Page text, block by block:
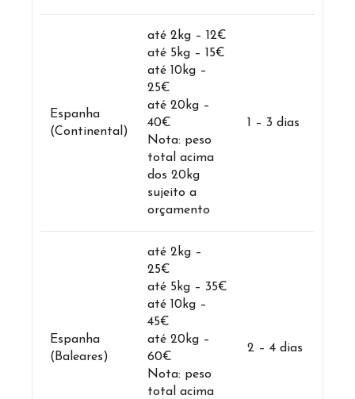
Espanha
(Continental)
até 2kg – 12€
até 5kg – 15€
até 10kg –
25€
até 20kg –
40€
Nota: peso
total acima
dos 20kg
sujeito a
orçamento
1 – 3 dias
Espanha
(Baleares)
até 2kg –
25€
até 5kg – 35€
até 10kg –
45€
até 20kg –
60€
Nota: peso
total acima
2 – 4 dias